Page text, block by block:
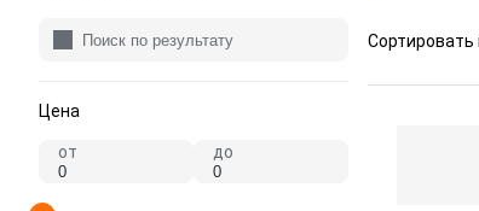
Цена
от до
Сортировать